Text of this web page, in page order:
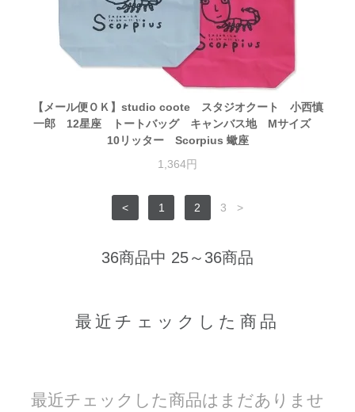
【メール便ＯＫ】studio coote スタジオクート 小西慎
一郎 12星座 トートバッグ キャンバス地 Mサイズ
10リッター Scorpius 蠍座
1,364円
< 1 2 3 >
36商品中 25～36商品
最近チェックした商品
最近チェックした商品はまだありませ